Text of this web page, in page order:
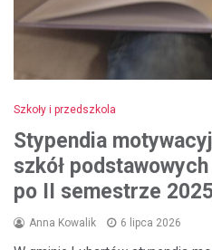
Szkoły i przedszkola
Stypendia
szkół
po II semestrze
Anna Kowalik 6 lipca 2026